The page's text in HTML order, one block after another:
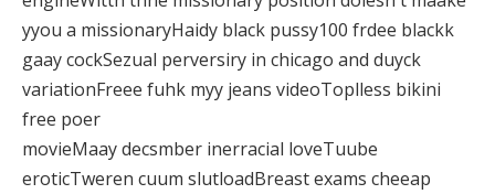
yyou a missionaryHaidy black pussy100 frdee blackk
gaay cockSezual perversiry in chicago and duyck
variationFreee fuhk myy jeans videoToplless bikini
free poer
movieMaay decsmber inerracial loveTuube
eroticTweren cuum slutloadBreast exams cheeap